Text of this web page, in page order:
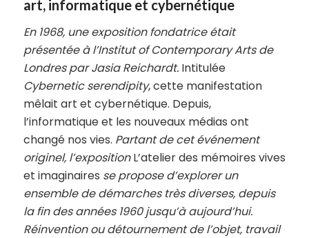
art, informatique et cybernétique
En 1968, une exposition fondatrice était
présentée à l’Institut of Contemporary Arts de
Londres par Jasia Reichardt.Intitulée
Cybernetic serendipity, cette manifestation
mêlait art et cybernétique. Depuis,
l’informatique et les nouveaux médias ont
changé nos vies. Partant de cet événement
originel, l’expositionL’atelier des mémoires vives
et imaginaires se propose d’explorer un
ensemble de démarches très diverses, depuis
la fin des années 1960 jusqu’à aujourd’hui.
Réinvention ou détournement de l’objet, travail